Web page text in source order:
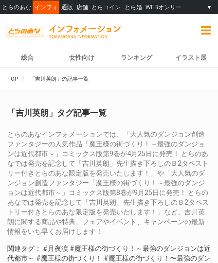
とらのあな インフォ 通販 店舗 とらコイン とら婚 WEBオンリー ▼
総合 女性向け ランキング イラスト展
TOP 「吉川英朗」の記事一覧
「吉川英朗」タグ記事一覧
とらのあなインフォメーションでは、「大人気のダンジョン創造
ファンタジーの人気作品「魔王様の街づくり！～最強のダンジョ
ンは近代都市～」コミックス版第9巻が4月25日に発売！ とらのあ
なでは発売を記念して「吉川英朗」先生描き下ろしのＢ2タペスト
リー付きとらのあな限定版を発売いたします！」や「大人気のダ
ンジョン創造ファンタジー「魔王様の街づくり！～最強のダンジ
ョンは近代都市～」コミックス版第8巻が9月25日に発売！ とらの
あなでは発売を記念して「吉川英朗」先生描き下ろしのＢ2タペス
トリー付きとらのあな限定版を発売いたします！」など、吉川英
朗に関する商品や特典、フェアやイベント、キャンペーンの最新
情報をいち早くお届けします！
関連タグ： #月夜涙 #魔王様の街づくり！～最強のダンジョンは近
代都市～ #魔王様の街づくり！
#魔王様の街づくり！〜最強のダン